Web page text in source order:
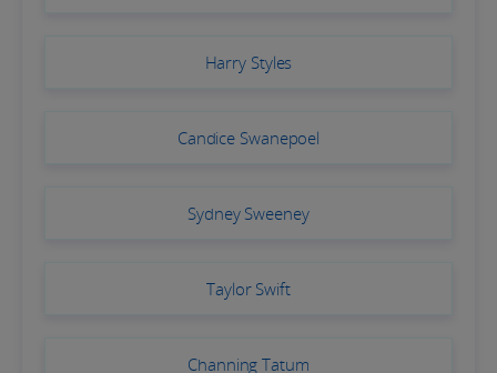
Harry Styles
Candice Swanepoel
Sydney Sweeney
Taylor Swift
Channing Tatum